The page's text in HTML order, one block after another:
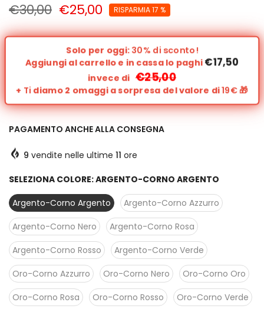
€30,00 €25,00 RISPARMIA 17 %
Solo per oggi:30% di sconto!
Aggiungi al carrello e in cassa lo paghi€17,50
invece di €25,00
+Ti diamo 2 omaggi a sorpresa del valore di19€🎁
PAGAMENTO ANCHE ALLA CONSEGNA
9 vendite nelle ultime 11 ore
SELEZIONA COLORE:ARGENTO-CORNO ARGENTO
Argento-Corno Argento
Argento-Corno Azzurro
Argento-Corno Nero
Argento-Corno Rosa
Argento-Corno Rosso
Argento-Corno Verde
Oro-Corno Azzurro
Oro-Corno Nero
Oro-Corno Oro
Oro-Corno Rosa
Oro-Corno Rosso Oro-Corno Verde